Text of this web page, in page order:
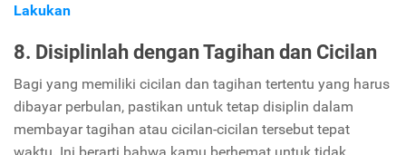
Lakukan
8. Disiplinlah dengan Tagihan dan Cicilan
Bagi yang memiliki cicilan dan tagihan tertentu yang harus
dibayar perbulan, pastikan untuk tetap disiplin dalam
membayar tagihan atau cicilan-cicilan tersebut tepat